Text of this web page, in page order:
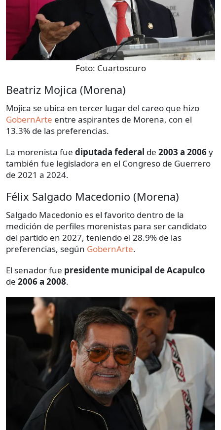
Foto: Cuartoscuro
Beatriz Mojica (Morena)
Mojica se ubica en tercer lugar del careo que hizo
GobernArte entre aspirantes de Morena, con el
13.3% de las preferencias.
La morenista fue diputada federal de 2003 a 2006y
también fue legisladora en el Congreso de Guerrero
de 2021 a 2024.
Félix Salgado Macedonio (Morena)
Salgado Macedonio es el favorito dentro de la
medición de perfiles morenistas para ser candidato
del partido en 2027, teniendo el 28.9% de las
preferencias, según GobernArte.
El senador fue presidente municipal de Acapulco
de 2006 a 2008.